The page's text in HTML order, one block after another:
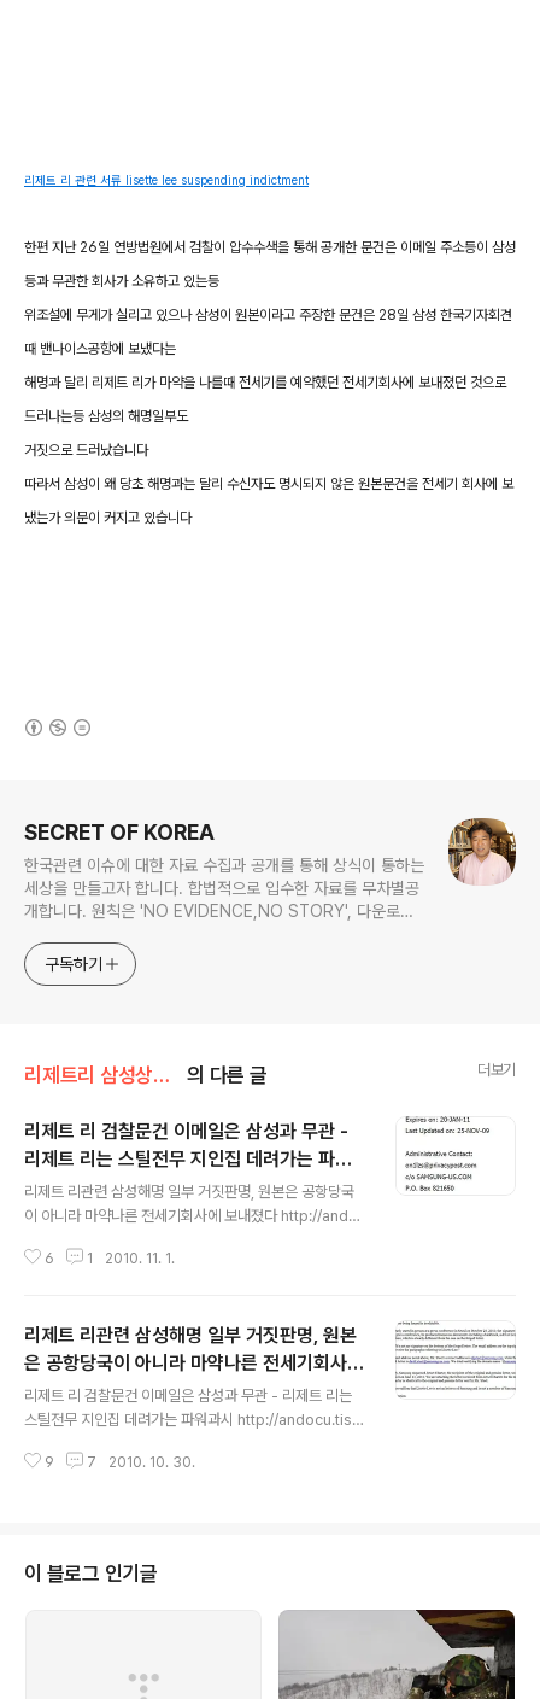
리제트 리 관련 서류 lisette lee suspending indictment
한편 지난 26일 연방법원에서 검찰이 압수수색을 통해 공개한 문건은 이메일 주소등이 삼성
등과 무관한 회사가 소유하고 있는등
위조설에 무게가 실리고 있으나 삼성이 원본이라고 주장한 문건은 28일 삼성 한국기자회견
때 밴나이스공항에 보냈다는
해명과 달리 리제트 리가 마약을 나를때 전세기를 예약했던 전세기회사에 보내졌던 것으로
드러나는등 삼성의 해명일부도
거짓으로 드러났습니다
따라서 삼성이 왜 당초 해명과는 달리 수신자도 명시되지 않은 원본문건을 전세기 회사에 보
냈는가 의문이 커지고 있습니다
SECRET OF KOREA
한국관련 이슈에 대한 자료 수집과 공개를 통해 상식이 통하는
세상을 만들고자 합니다. 합법적으로 입수한 자료를 무차별공
개합니다. 원칙은 'NO EVIDENCE,NO STORY', 다운로드
jesim56@gmail.com, 안보일때는 구글리더나 RSS로!!
구독하기
리제트리 삼성상속녀 의 다른 글 더보기
리제트 리 검찰문건 이메일은 삼성과 무관 -
리제트 리는 스틸전무 지인집 데려가는 파워
과시
리제트 리관련 삼성해명 일부 거짓판명, 원본은 공항당국
이 아니라 마약나른 전세기회사에 보내졌다 http://andoc
수 공개한 문건에 사용된 이메일도메인 samsung-us.co
인돼 위조설에 무게가 실리고 있습니다 그러나 리제트 리
는 데이빗 스틸 삼성전자 북미법인 전무[영문직함은 EXE
CUTIVE VICE PRESIDENT 이나 삼성전자 금감원보고
문서상 직책은 전무]를 헐리웃 유명프로듀서 집에 데려가
기도 했다고 콜럼부스 디스패치가 보도했고 삼성이 제시한
원본 문건은 삼성이 밝힌 밴나이스공항이 아니라 리제트
6 1 2010. 11. 1.
리제트 리관련 삼성해명 일부 거짓판명, 원본
은 공항당국이 아니라 마약나른 전세기회사에
보내졌다
리제트 리 검찰문건 이메일은 삼성과 무관 - 리제트 리는
스틸전무 지인집 데려가는 파워과시 http://andocu.tisto
cu.tistory.com%2F3046 리제트 리와 관련, 미국 연방
스공항당국에 보내고 리제트 리에게 참조메일로 전달됐다
고 밝혔으나 삼성은 미국시간 오늘 새벽 미국언론에 보낸
영문성명서를 통해 원본문서가 전세기 회사에 전달됐다며
9 7 2010. 10. 30.
이 블로그 인기글